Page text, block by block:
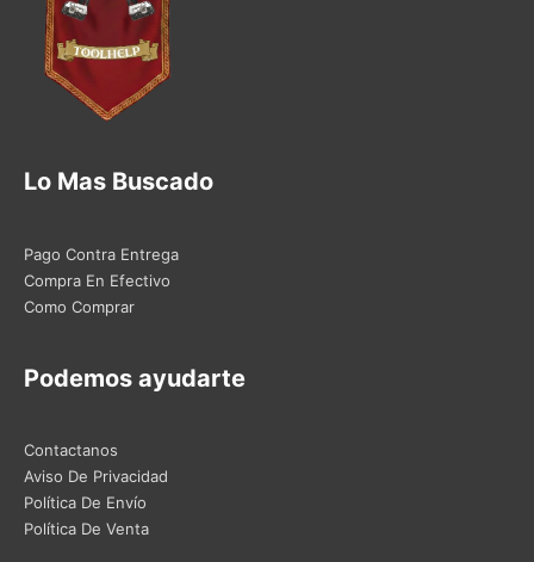
Lo Mas Buscado
Pago Contra Entrega
Compra En Efectivo
Como Comprar
Podemos ayudarte
Contactanos
Aviso De Privacidad
Política De Envío
Política De Venta